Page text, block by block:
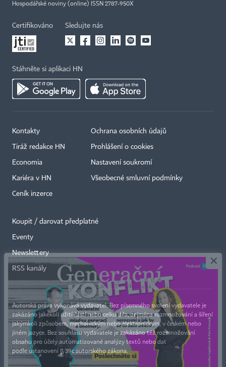
Hospodářské noviny (online) ISSN 2787-950X
Certifikováno Sledujte nás
Stáhněte si aplikaci HN
Kontakty
Tiráž redakce HN
Economia
Kariéra v HN
Ceník inzerce
Ochrana osobních údajů
Prohlášení o cookies
Nastavení soukromí
Všeobecné smluvní podmínky
Koupit / darovat předplatné
Eventy
Newslettery
RSS kanály
Autorská práva vykonává vydavatel. Bez písemného svolení vydavatele je
zakázáno jakékoli užití částí nebo celku díla, zejména rozmnožování a šíření
jakýmkoli způsobem, mechanickým nebo elektronickým, v českém nebo
jiném jazyce. Bez souhlasu vydavatele je zakázáno též rozmnožování
obsahu pro účely automatizované analýzy textů nebo dat
podle ustanovení § 39c autorského zákona.